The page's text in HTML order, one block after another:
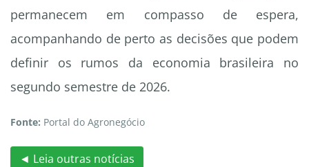
permanecem em compasso de espera,
acompanhando de perto as decisões que podem
definir os rumos da economia brasileira no
segundo semestre de 2026.
Fonte: Portal do Agronegócio
◄ Leia outras notícias